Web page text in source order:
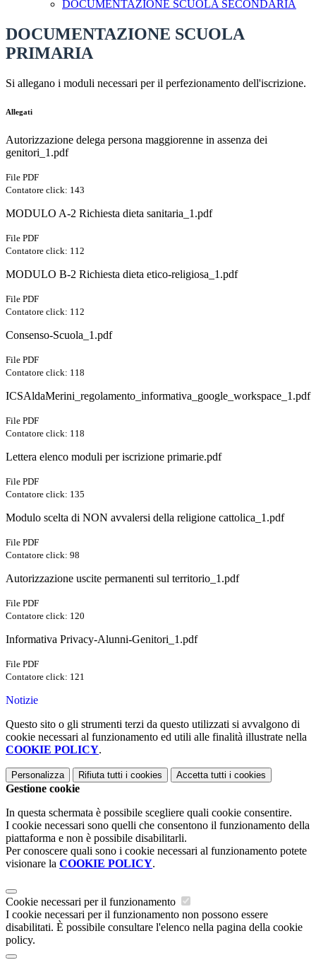
DOCUMENTAZIONE SCUOLA SECONDARIA
DOCUMENTAZIONE SCUOLA
PRIMARIA
Si allegano i moduli necessari per il perfezionamento dell'iscrizione.
Allegati
Autorizzazione delega persona maggiorenne in assenza dei
genitori_1.pdf
File PDF
Contatore click: 143
MODULO A-2 Richiesta dieta sanitaria_1.pdf
File PDF
Contatore click: 112
MODULO B-2 Richiesta dieta etico-religiosa_1.pdf
File PDF
Contatore click: 112
Consenso-Scuola_1.pdf
File PDF
Contatore click: 118
ICSAldaMerini_regolamento_informativa_google_workspace_1.pdf
File PDF
Contatore click: 118
Lettera elenco moduli per iscrizione primarie.pdf
File PDF
Contatore click: 135
Modulo scelta di NON avvalersi della religione cattolica_1.pdf
File PDF
Contatore click: 98
Autorizzazione uscite permanenti sul territorio_1.pdf
File PDF
Contatore click: 120
Informativa Privacy-Alunni-Genitori_1.pdf
File PDF
Contatore click: 121
Notizie
Questo sito o gli strumenti terzi da questo utilizzati si avvalgono di
cookie necessari al funzionamento ed utili alle finalità illustrate nella
COOKIE POLICY.
Personalizza Rifiuta tutti i cookies Accetta tutti i cookies
Gestione cookie
In questa schermata è possibile scegliere quali cookie consentire.
I cookie necessari sono quelli che consentono il funzionamento della
piattaforma e non è possibile disabilitarli.
Per conoscere quali sono i cookie necessari al funzionamento potete
visionare la COOKIE POLICY.
Cookie necessari per il funzionamento
I cookie necessari per il funzionamento non possono essere
disabilitati. È possibile consultare l'elenco nella pagina della cookie
policy.